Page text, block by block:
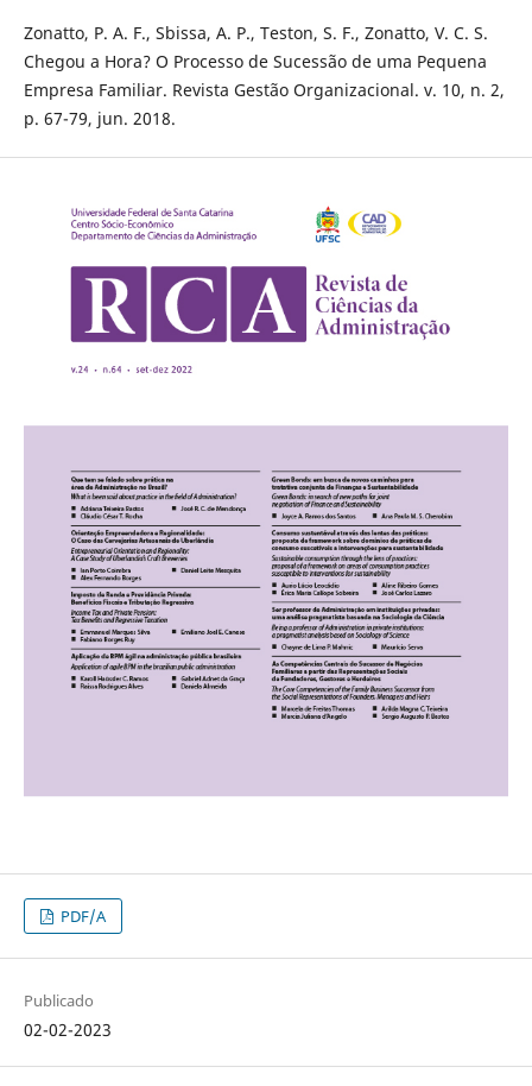
Zonatto, P. A. F., Sbissa, A. P., Teston, S. F., Zonatto, V. C. S.
Chegou a Hora? O Processo de Sucessão de uma Pequena
Empresa Familiar. Revista Gestão Organizacional. v. 10, n. 2,
p. 67-79, jun. 2018.
PDF/A
Publicado
02-02-2023